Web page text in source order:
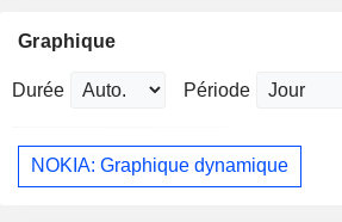
Graphique
Durée Période
NOKIA: Graphique dynamique